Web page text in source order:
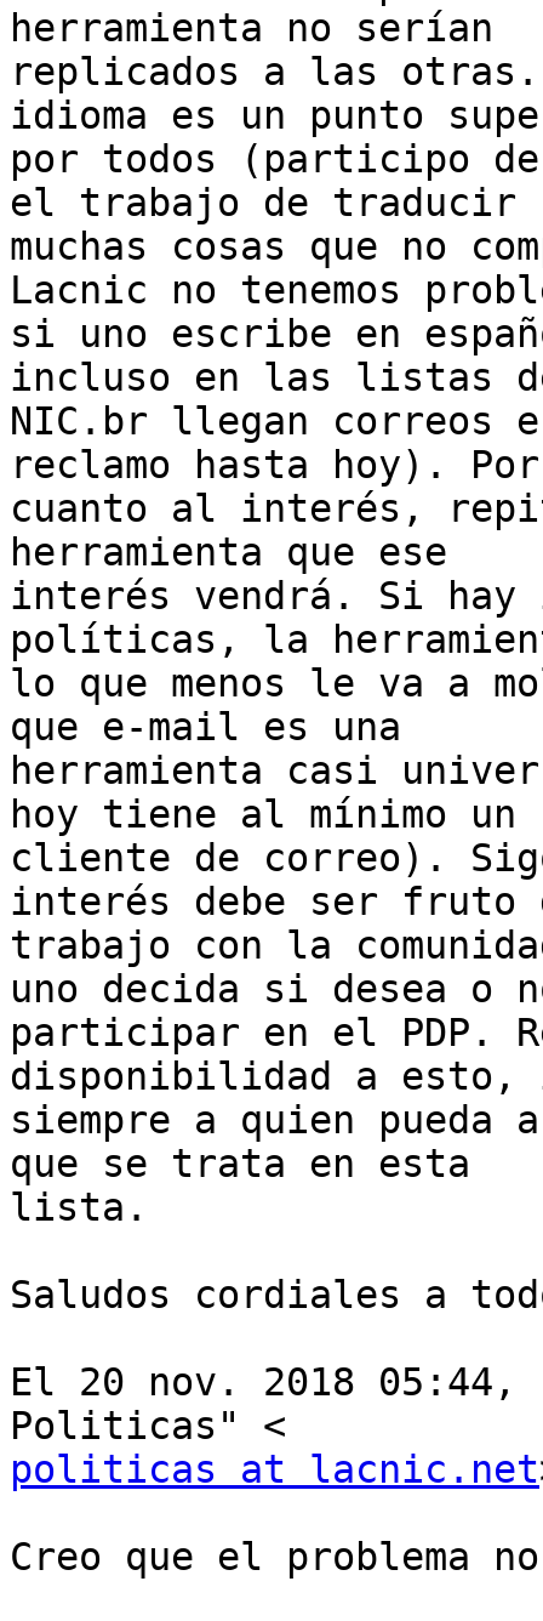
herramienta no serían
replicados a las otras.
idioma es un punto
por todos (participo
el trabajo de traducir
muchas cosas que no
Lacnic no tenemos
si uno escribe en
incluso en las listas
NIC.br llegan correos
reclamo hasta hoy).
cuanto al interés,
herramienta que ese
interés vendrá. Si hay
políticas, la
lo que menos le va a
que e-mail es una
herramienta casi
hoy tiene al mínimo un
cliente de correo).
interés debe ser fruto
trabajo con la
uno decida si desea o
participar en el PDP.
disponibilidad a esto,
siempre a quien pueda
que se trata en esta
lista.
Saludos cordiales a
El 20 nov. 2018 05:44,
politicas at lacnic.net
Creo que el problema